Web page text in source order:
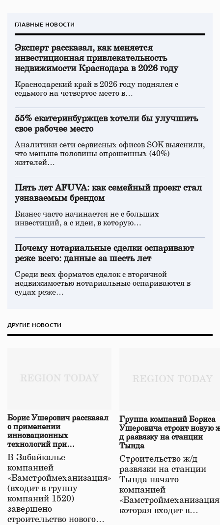
ГЛАВНЫЕ НОВОСТИ
Эксперт рассказал, как меняется
инвестиционная привлекательность
недвижимости Краснодара в 2026 году
Краснодарский край в 2026 году поднялся с
седьмого на четвертое место в…
55% екатеринбуржцев хотели бы улучшить
свое рабочее место
Аналитики сети сервисных офисов SOK выяснили,
что меньше половины опрошенных (40%)
жителей…
Пять лет AFUVA: как семейный проект стал
узнаваемым брендом
Бизнес часто начинается не с больших
инвестиций, а с идеи, в которую…
Почему нотариальные сделки оспаривают
реже всего: данные за шесть лет
Среди всех форматов сделок с вторичной
недвижимостью нотариальные оспариваются в
судах реже…
ДРУГИЕ НОВОСТИ
Борис Ушерович рассказал
о применении
инновационных
технологий при
строительстве нового моста
в Забайкалье
В Забайкалье
компанией
«Бамстроймеханизация»
(входит в группу
компаний 1520)
завершено
строительство нового…
Группа компаний Бориса
Ушеровича строит новую
д развязку на станции
Тында
Строительство ж/д
развязки на станции
Тында начато
компанией
которая входит в…